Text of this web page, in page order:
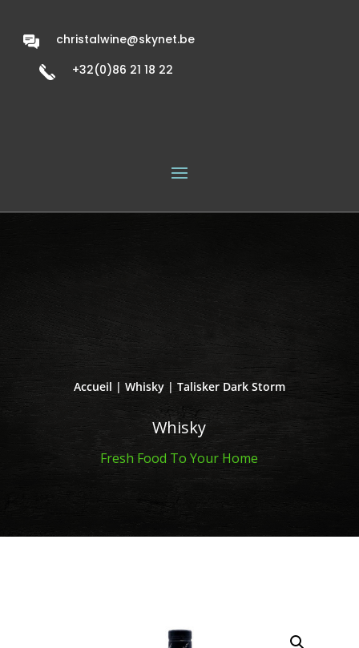
christalwine@skynet.be
+32(0)86 21 18 22
Accueil | Whisky| Talisker Dark Storm
Whisky
Fresh Food To Your Home